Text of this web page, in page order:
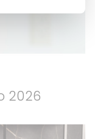
2026